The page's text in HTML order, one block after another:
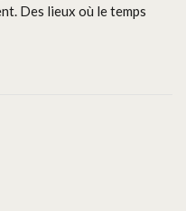
Des lieux où le temps